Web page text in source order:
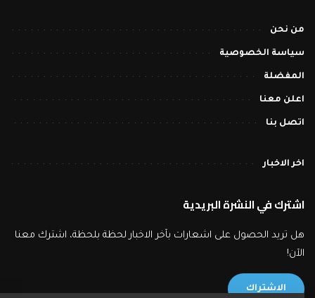
من نحن
سياسة الخصوصية
المفضلة
اعلن معنا
اتصل بنا
اخر الاخبار
اشترك في النشرة البريدية
هل تريد الحصول على اشعارات بآخر الاخبار لحظة بلحظة، اشترك معنا
الآن!
الاشتراك